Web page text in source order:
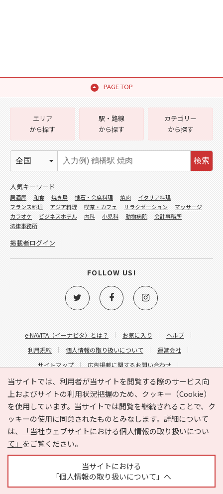
PAGE TOP
当サイトでは、利用者が当サイトを閲覧する際のサービス向
上およびサイトの利用状況把握のため、クッキー（Cookie）
を使用しています。当サイトでは閲覧を継続されることで、ク
ッキーの使用に同意されたものとみなします。詳細について
は、
「当社ウェブサイトにおける個人情報の取り扱いについ
て」 をご覧ください。
当サイトにおける
「個人情報の取り扱いについて」へ
e-NAVITA（イーナビタ）とは？ お気に入り
ヘルプ
利用規約
個人情報の取り扱いについて
運営会社
サイトマップ
広告掲載に関するお問い合わせ
サイトの内容に関するお問い合わせ
エリア
から探す
駅・路線
から探す
カテゴリー
から探す
検索
人気キーワード
居酒屋 和食 焼き鳥 懐石・会席料理 焼肉
イタリア料理
フランス料理
アジア料理 喫茶・カフェ リラクゼーション
マッサージ
カラオケ
ビジネスホテル 内科 小児科 動物病院
会計事務所
法律事務所
掲載者ログイン
FOLLOW US!
Copyright © HYOJITO.Co.,Ltd. All Rights Reserved.